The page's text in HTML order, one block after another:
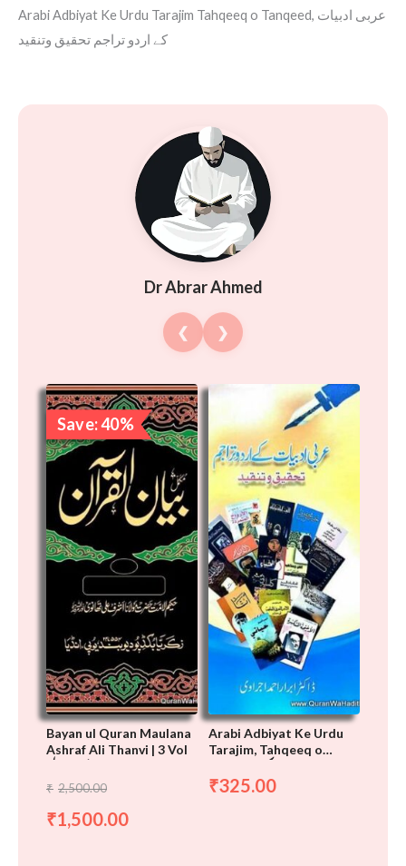
Arabi Adbiyat Ke Urdu Tarajim Tahqeeq o Tanqeed, عربی ادبیات
کے اردو تراجم تحقیق وتنقید
Dr Abrar Ahmed
❮ ❯
Save: 40%
Bayan ul Quran Maulana
Ashraf Ali Thanvi | 3 Vol
تھانوی
₹ 2,500.00
Original
price
was:
₹2,500.00.
₹1,500.00
Current
price
is:
₹1,500.00.
Arabi Adbiyat Ke Urdu
Tarajim, Tahqeeq o
,₹325.00